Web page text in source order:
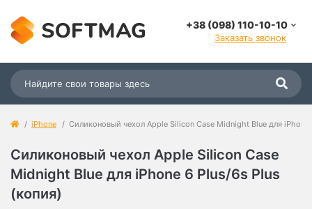
+38 (098) 110-10-10
Заказать звонок
iPhone Силиконовый чехол Apple Silicon Case Midnight Blue для
Силиконовый чехол Apple Silicon Case
Midnight Blue для iPhone 6 Plus/6s Plus
(копия)